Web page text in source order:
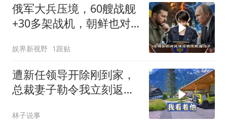
俄军大兵压境，60艘战舰
+30多架战机，朝鲜也对
娱界新视野 1跟贴
遭新任领导开除刚到家，
总裁妻子勒令我立刻返
林子说事